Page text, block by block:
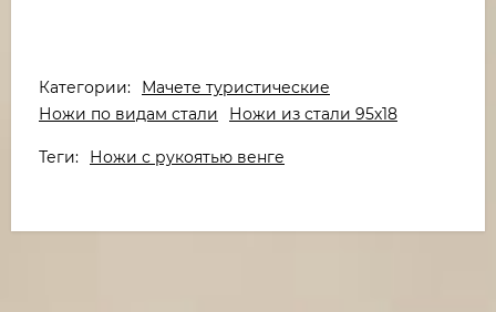
Категории:
Мачете туристические
Ножи по видам стали
Ножи из стали 95х18
Теги: Ножи с рукоятью венге